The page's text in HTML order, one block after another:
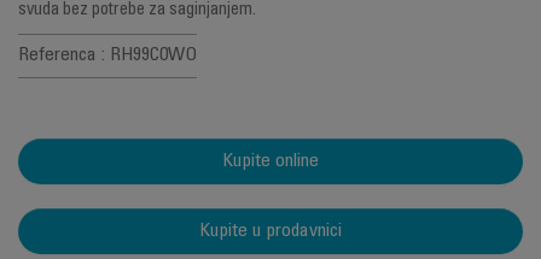
svuda bez potrebe za saginjanjem.
Referenca : RH99C0WO
Kupite online
Kupite u prodavnici